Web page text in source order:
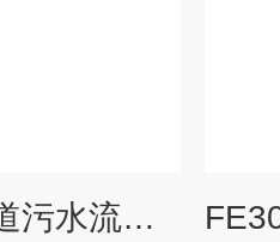
FE20DN300管道污水流量计